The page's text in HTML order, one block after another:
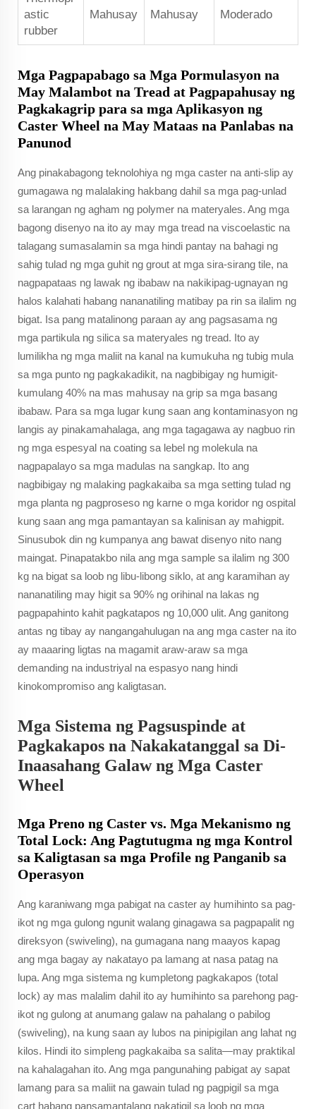
astic
rubber
Mahusay Mahusay Moderado
Mga Pagpapabago sa Mga Pormulasyon na
May Malambot na Tread at Pagpapahusay ng
Pagkakagrip para sa mga Aplikasyon ng
Caster Wheel na May Mataas na Panlabas na
Panunod
Ang pinakabagong teknolohiya ng mga caster na anti-slip ay
gumagawa ng malalaking hakbang dahil sa mga pag-unlad
sa larangan ng agham ng polymer na materyales. Ang mga
bagong disenyo na ito ay may mga tread na viscoelastic na
talagang sumasalamin sa mga hindi pantay na bahagi ng
sahig tulad ng mga guhit ng grout at mga sira-sirang tile, na
nagpapataas ng lawak ng ibabaw na nakikipag-ugnayan ng
halos kalahati habang nananatiling matibay pa rin sa ilalim ng
bigat. Isa pang matalinong paraan ay ang pagsasama ng
mga partikula ng silica sa materyales ng tread. Ito ay
lumilikha ng mga maliit na kanal na kumukuha ng tubig mula
sa mga punto ng pagkakadikit, na nagbibigay ng humigit-
kumulang 40% na mas mahusay na grip sa mga basang
ibabaw. Para sa mga lugar kung saan ang kontaminasyon ng
langis ay pinakamahalaga, ang mga tagagawa ay nagbuo rin
ng mga espesyal na coating sa lebel ng molekula na
nagpapalayo sa mga madulas na sangkap. Ito ang
nagbibigay ng malaking pagkakaiba sa mga setting tulad ng
mga planta ng pagproseso ng karne o mga koridor ng ospital
kung saan ang mga pamantayan sa kalinisan ay mahigpit.
Sinusubok din ng kumpanya ang bawat disenyo nito nang
maingat. Pinapatakbo nila ang mga sample sa ilalim ng 300
kg na bigat sa loob ng libu-libong siklo, at ang karamihan ay
nananatiling may higit sa 90% ng orihinal na lakas ng
pagpapahinto kahit pagkatapos ng 10,000 ulit. Ang ganitong
antas ng tibay ay nangangahulugan na ang mga caster na ito
ay maaaring ligtas na magamit araw-araw sa mga
demanding na industriyal na espasyo nang hindi
kinokompromiso ang kaligtasan.
Mga Sistema ng Pagsuspinde at
Pagkakapos na Nakakatanggal sa Di-
Inaasahang Galaw ng Mga Caster
Wheel
Mga Preno ng Caster vs. Mga Mekanismo ng
Total Lock: Ang Pagtutugma ng mga Kontrol
sa Kaligtasan sa mga Profile ng Panganib sa
Operasyon
Ang karaniwang mga pabigat na caster ay humihinto sa pag-
ikot ng mga gulong ngunit walang ginagawa sa pagpapalit ng
direksyon (swiveling), na gumagana nang maayos kapag
ang mga bagay ay nakatayo pa lamang at nasa patag na
lupa. Ang mga sistema ng kumpletong pagkakapos (total
lock) ay mas malalim dahil ito ay humihinto sa parehong pag-
ikot ng gulong at anumang galaw na pahalang o pabilog
(swiveling), na kung saan ay lubos na pinipigilan ang lahat ng
kilos. Hindi ito simpleng pagkakaiba sa salita—may praktikal
na kahalagahan ito. Ang mga pangunahing pabigat ay sapat
lamang para sa maliit na gawain tulad ng pagpigil sa mga
cart habang pansamantalang nakatigil sa loob ng mga